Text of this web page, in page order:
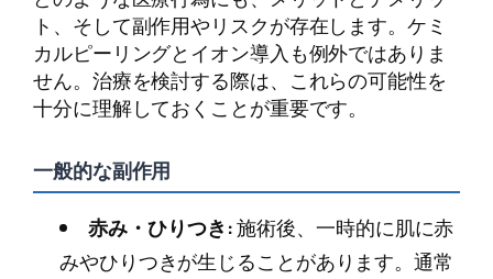
ト、そして副作用やリスクが存在します。ケミ
カルピーリングとイオン導入も例外ではありま
せん。治療を検討する際は、これらの可能性を
十分に理解しておくことが重要です。
一般的な副作用
赤み・ひりつき:施術後、一時的に肌に赤
みやひりつきが生じることがあります。通常